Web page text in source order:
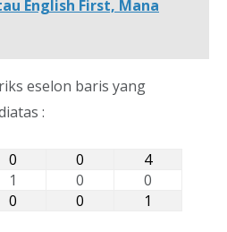
English First, Mana
eselon baris yang
:
0 0
4
1 0
0
0 0 1